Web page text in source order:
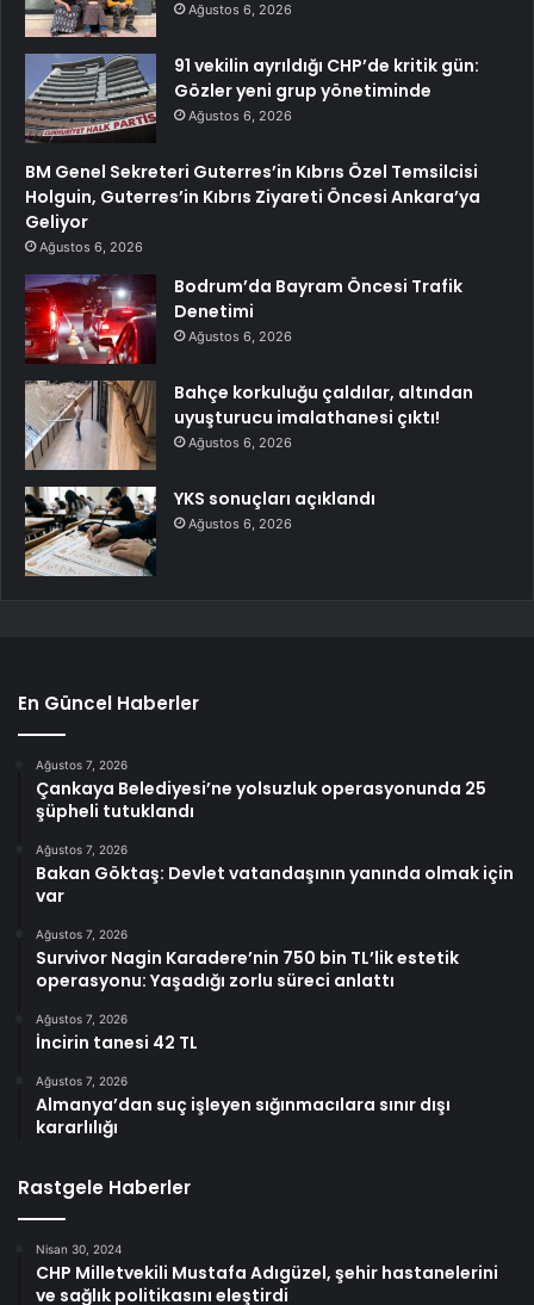
Ağustos 6, 2026
91 vekilin ayrıldığı CHP’de kritik gün:
Gözler yeni grup yönetiminde
Ağustos 6, 2026
BM Genel Sekreteri Guterres’in Kıbrıs Özel Temsilcisi
Holguin, Guterres’in Kıbrıs Ziyareti Öncesi Ankara’ya
Geliyor
Ağustos 6, 2026
Bodrum’da Bayram Öncesi Trafik
Denetimi
Ağustos 6, 2026
Bahçe korkuluğu çaldılar, altından
uyuşturucu imalathanesi çıktı!
Ağustos 6, 2026
YKS sonuçları açıklandı
Ağustos 6, 2026
En Güncel Haberler
Ağustos 7, 2026
Çankaya Belediyesi’ne yolsuzluk operasyonunda 25
şüpheli tutuklandı
Ağustos 7, 2026
Bakan Göktaş: Devlet vatandaşının yanında olmak için
var
Ağustos 7, 2026
Survivor Nagin Karadere’nin 750 bin TL’lik estetik
operasyonu: Yaşadığı zorlu süreci anlattı
Ağustos 7, 2026
İncirin tanesi 42 TL
Ağustos 7, 2026
Almanya’dan suç işleyen sığınmacılara sınır dışı
kararlılığı
Rastgele Haberler
Nisan 30, 2024
CHP Milletvekili Mustafa Adıgüzel, şehir hastanelerini
ve sağlık politikasını eleştirdi